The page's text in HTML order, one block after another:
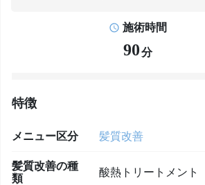
施術時間
90分
特徴
メニュー区分 髪質改善
髪質改善の種
類
酸熱トリートメント